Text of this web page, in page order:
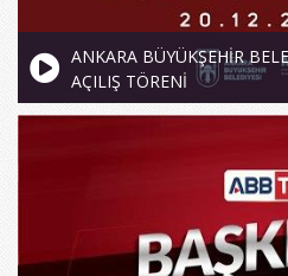
ANKARA BÜYÜKŞEHİR
AÇILIŞ TÖRENİ